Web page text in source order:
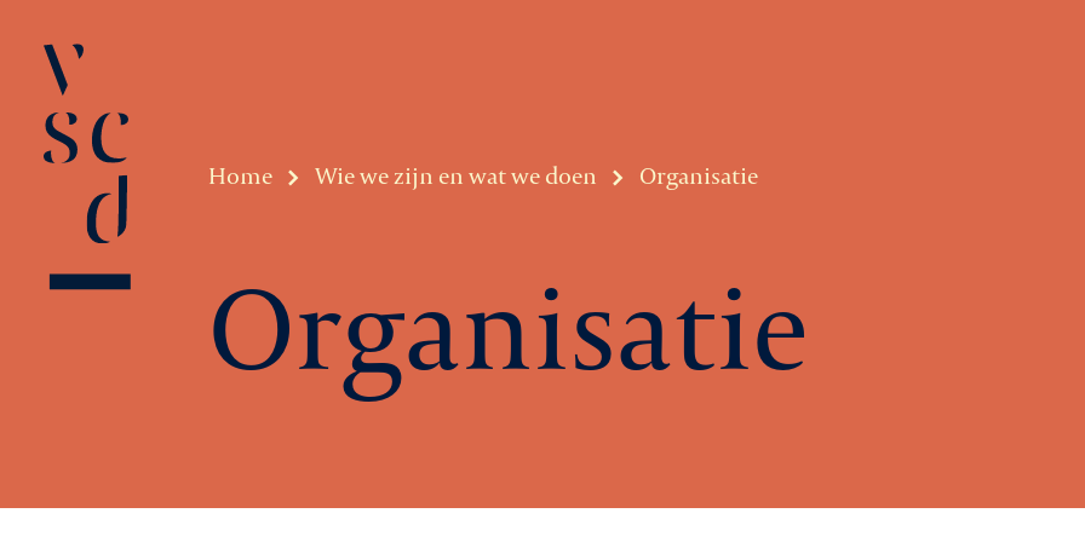
Over VSCD
Belangenbehartiging
Home Wie we zijn en wat we doen Organisatie
Organisatie